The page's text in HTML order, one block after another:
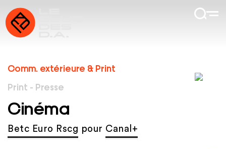
Comm. extérieure & Print
Print - Presse
Cinéma
Betc Euro Rscg pour Canal+